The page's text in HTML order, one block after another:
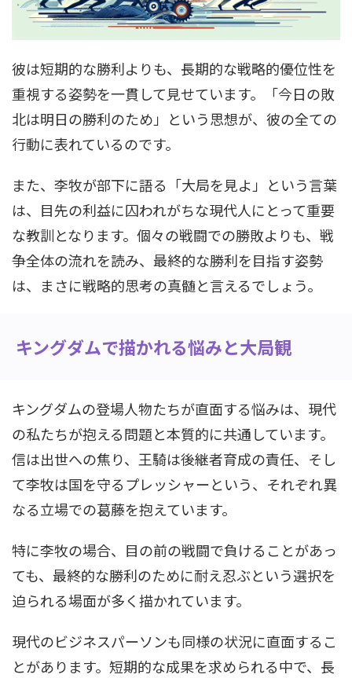
彼は短期的な勝利よりも、長期的な戦略的優位性を
重視する姿勢を一貫して見せています。「今日の敗
北は明日の勝利のため」という思想が、彼の全ての
行動に表れているのです。
また、李牧が部下に語る「大局を見よ」という言葉
は、目先の利益に囚われがちな現代人にとって重要
な教訓となります。個々の戦闘での勝敗よりも、戦
争全体の流れを読み、最終的な勝利を目指す姿勢
は、まさに戦略的思考の真髄と言えるでしょう。
キングダムで描かれる悩みと大局観
キングダムの登場人物たちが直面する悩みは、現代
の私たちが抱える問題と本質的に共通しています。
信は出世への焦り、王騎は後継者育成の責任、そし
て李牧は国を守るプレッシャーという、それぞれ異
なる立場での葛藤を抱えています。
特に李牧の場合、目の前の戦闘で負けることがあっ
ても、最終的な勝利のために耐え忍ぶという選択を
迫られる場面が多く描かれています。
現代のビジネスパーソンも同様の状況に直面するこ
とがあります。短期的な成果を求められる中で、長